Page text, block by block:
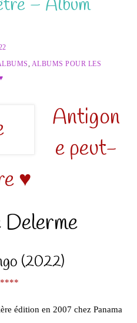
ALBUMS POUR LES
Antigon
e peut-
♥
(2022)
édition en 2007 chez Panama